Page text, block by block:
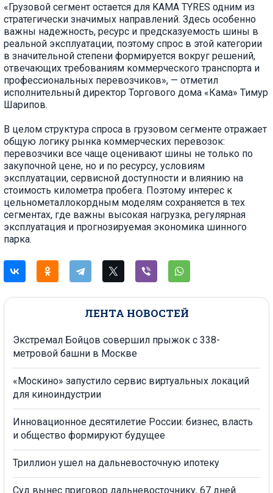
ЛЕНТА НОВОСТЕЙ
Экстремал Бойцов совершил прыжок с 338-
метровой башни в Москве
«Москино» запустило сервис виртуальных локаций
для киноиндустрии
Инновационное десятилетие России: бизнес, власть
и общество формируют будущее
Триллион ушел на дальневосточную ипотеку
Суд вынес приговор дальневосточнику, 67 дней
«Грузовой сегмент остается для KAMA TYRES одним из
стратегически значимых направлений. Здесь особенно
важны надежность, ресурс и предсказуемость шины в
реальной эксплуатации, поэтому спрос в этой категории
в значительной степени формируется вокруг решений,
отвечающих требованиям коммерческого транспорта и
профессиональных перевозчиков», — отметил
исполнительный директор Торгового дома «Кама» Тимур
Шарипов.
В целом структура спроса в грузовом сегменте отражает
общую логику рынка коммерческих перевозок:
перевозчики все чаще оценивают шины не только по
закупочной цене, но и по ресурсу, условиям
эксплуатации, сервисной доступности и влиянию на
стоимость километра пробега. Поэтому интерес к
цельнометаллокордным моделям сохраняется в тех
сегментах, где важны высокая нагрузка, регулярная
эксплуатация и прогнозируемая экономика шинного
парка.